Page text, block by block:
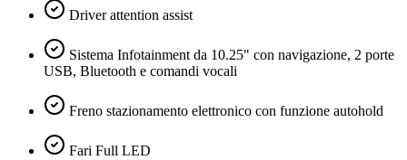
Driver attention assist
Sistema Infotainment da 10.25" con navigazione, 2 porte
USB, Bluetooth e comandi vocali
Freno stazionamento elettronico con funzione autohold
Fari Full LED